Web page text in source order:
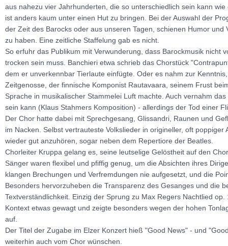
aus nahezu vier Jahrhunderten, die so unterschiedlich sein kann
ist anders kaum unter einen Hut zu bringen. Bei der Auswahl der
der Zeit des Barocks oder aus unseren Tagen, schienen Humor und
zu haben. Eine zeitliche Staffelung gab es nicht.
So erfuhr das Publikum mit Verwunderung, dass Barockmusik nicht
trocken sein muss. Banchieri etwa schrieb das Chorstück
dem er unverkennbar Tierlaute einfügte. Oder es nahm zur
Zeitgenosse, der finnische Komponist Rautavaara, seinem Frust
Sprache in musikalischer Stammelei Luft machte. Auch vernahm
sein kann (Klaus Stahmers Komposition) - allerdings der Tod einer
Der Chor hatte dabei mit Sprechgesang, Glissandri, Raunen und
im Nacken. Selbst vertrauteste Volkslieder in origineller, oft poppiger
wieder gut anzuhören, sogar neben dem Repertiore der Beatles.
Chorleiter Kruppa gelang es, seine leutselige Gelöstheit auf den
Sänger waren flexibel und pfiffig genug, um die Absichten ihres
klangen Brechungen und Verfremdungen nie aufgesetzt, und die
Besonders hervorzuheben die Transparenz des Gesanges und die
Textverständlichkeit. Einzig der Sprung zu Max Regers Nachtlied
Kontext etwas gewagt und zeigte besonders wegen der hohen
auf.
Der Titel der Zugabe im Elzer Konzert hieß "Good News" - und
weiterhin auch vom Chor wünschen.